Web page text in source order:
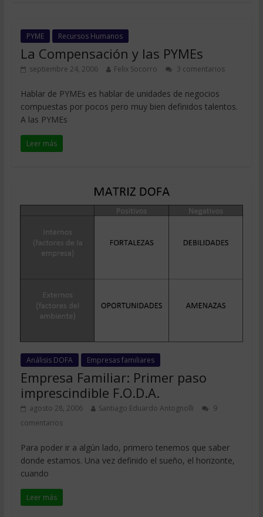
PYME Recursos Humanos
La Compensación y las PYMEs
septiembre 24, 2006 Felix Socorro 3 comentarios
Hablar de PYMEs es hablar de unidades de negocios
compuestas por pocos pero muy bien definidos talentos.
A las PYMEs
Leer más
Análisis DOFA Empresas familiares
Empresa Familiar: Primer paso
imprescindible F.O.D.A.
agosto 28, 2006 Santiago Eduardo Antognolli
9
comentarios
Para poder ir a algún lado, primero tenemos que saber
donde estamos. Una vez definido el sueño, el horizonte,
cuando
Leer más